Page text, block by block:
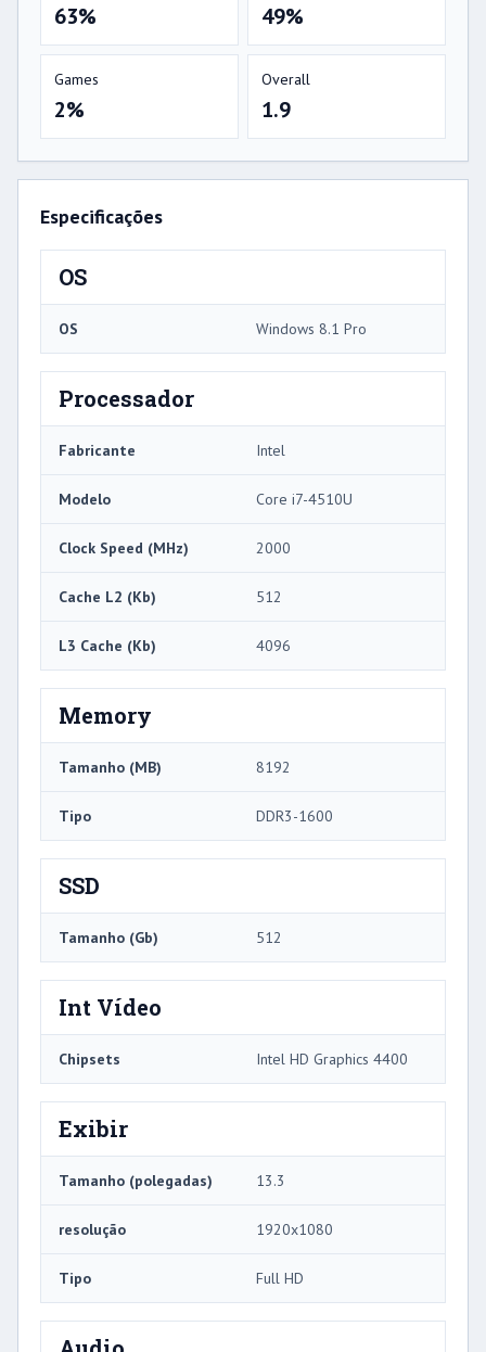
63% 49%
Games
2%
Overall
1.9
Especificações
OS
OS Windows 8.1 Pro
Processador
Fabricante Intel
Modelo Core i7-4510U
Clock Speed ​​(MHz) 2000
Cache L2 (Kb) 512
L3 Cache (Kb) 4096
Memory
Tamanho (MB) 8192
Tipo DDR3-1600
SSD
Tamanho (Gb) 512
Int Vídeo
Chipsets Intel HD Graphics 4400
Exibir
Tamanho (polegadas) 13.3
resolução 1920x1080
Tipo Full HD